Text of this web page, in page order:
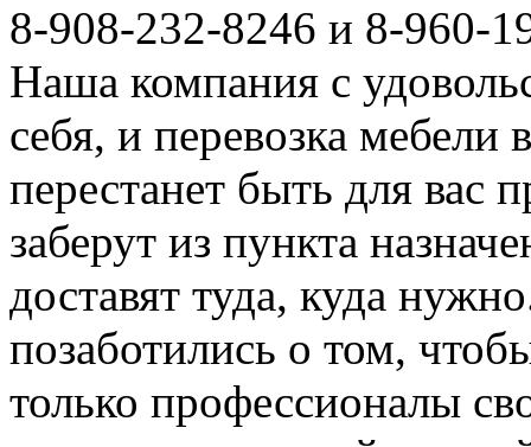
8-908-232-8246 и 8-960-
Наша компания с
себя, и перевозка
перестанет быть для вас
заберут из пункта
доставят туда, куда
позаботились о том,
только профессионалы